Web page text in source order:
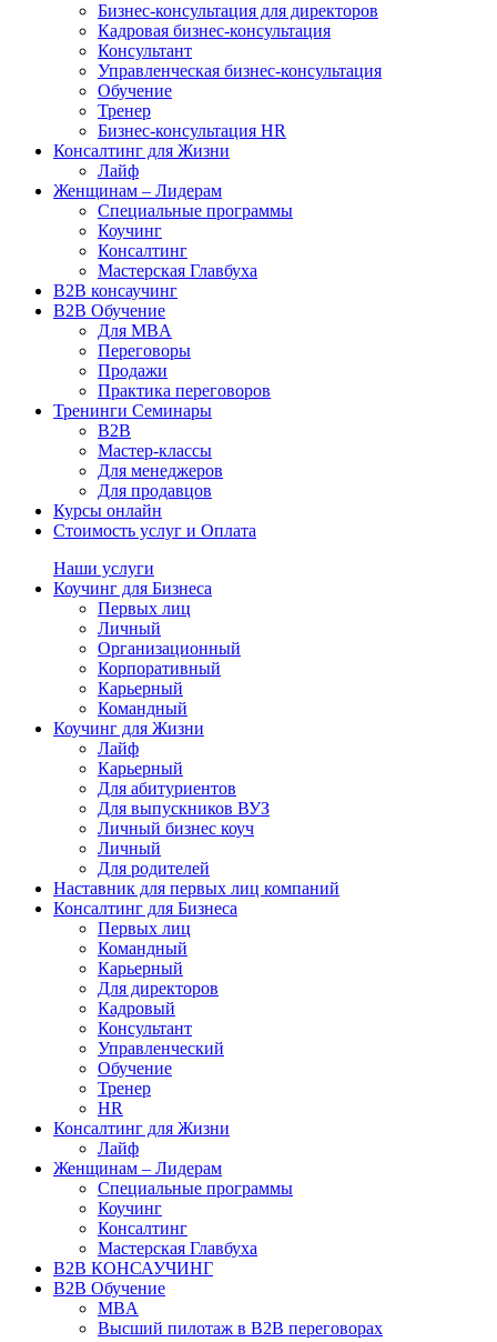
Бизнес-консультация для директоров
Кадровая бизнес-консультация
Консультант
Управленческая бизнес-консультация
Обучение
Тренер
Бизнес-консультация HR
Консалтинг для Жизни
Лайф
Женщинам – Лидерам
Специальные программы
Коучинг
Консалтинг
Мастерская Главбуха
B2B консаучинг
B2B Обучение
Для MBA
Переговоры
Продажи
Практика переговоров
Тренинги Семинары
B2B
Мастер-классы
Для менеджеров
Для продавцов
Курсы онлайн
Стоимость услуг и Оплата
Наши услуги
Коучинг для Бизнеса
Первых лиц
Личный
Организационный
Корпоративный
Карьерный
Командный
Коучинг для Жизни
Лайф
Карьерный
Для абитуриентов
Для выпускников ВУЗ
Личный бизнес коуч
Личный
Для родителей
Наставник для первых лиц компаний
Консалтинг для Бизнеса
Первых лиц
Командный
Карьерный
Для директоров
Кадровый
Консультант
Управленческий
Обучение
Тренер
HR
Консалтинг для Жизни
Лайф
Женщинам – Лидерам
Специальные программы
Коучинг
Консалтинг
Мастерская Главбуха
B2B КОНСАУЧИНГ
B2B Обучение
MBA
Высший пилотаж в B2B переговорах